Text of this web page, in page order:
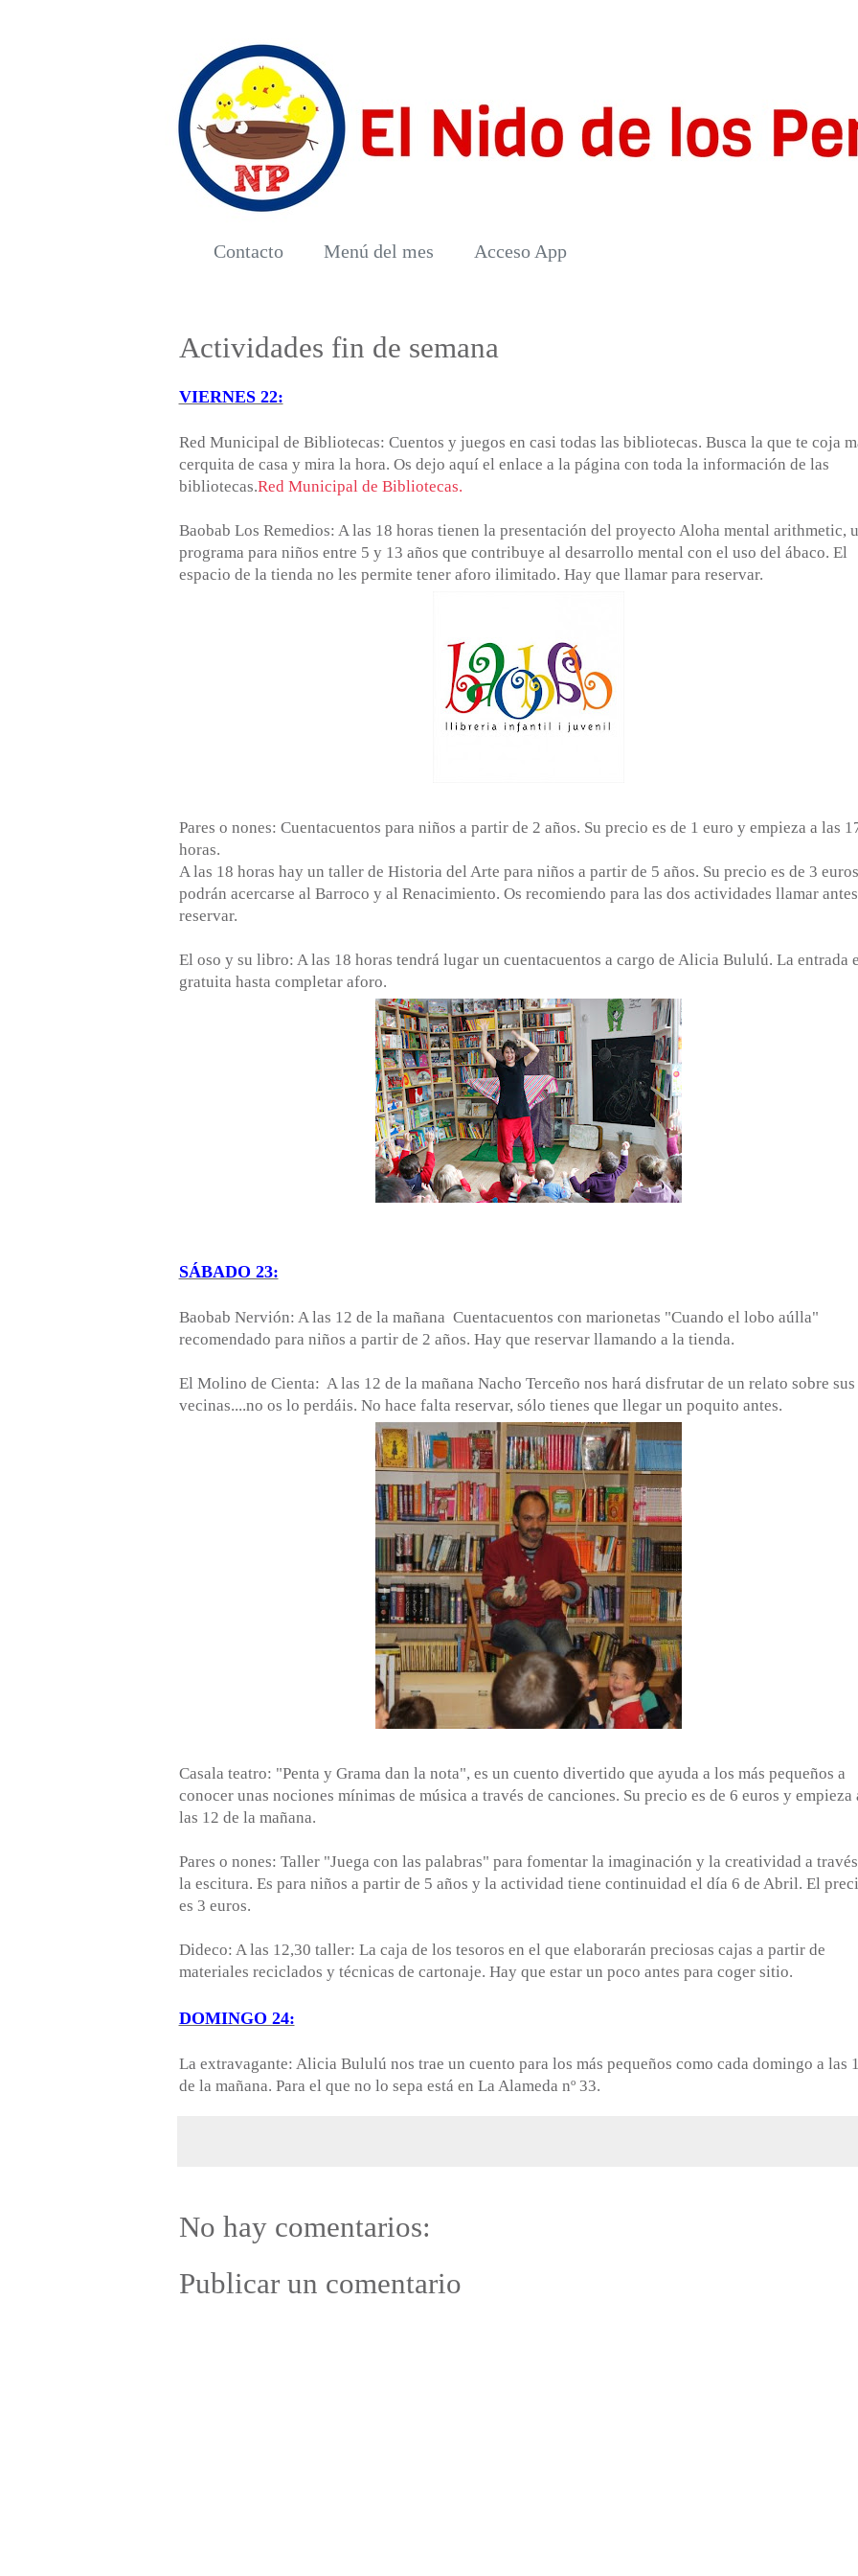
Contacto Menú del mes Acceso App
Actividades fin de semana
VIERNES 22:
Red Municipal de Bibliotecas: Cuentos y juegos en casi todas las bibliotecas. Busca la que te coja
cerquita de casa y mira la hora. Os dejo aquí el enlace a la página con toda la información de las
bibliotecas.Red Municipal de Bibliotecas.
Baobab Los Remedios: A las 18 horas tienen la presentación del proyecto Aloha mental arithmetic,
programa para niños entre 5 y 13 años que contribuye al desarrollo mental con el uso del ábaco. El
espacio de la tienda no les permite tener aforo ilimitado. Hay que llamar para reservar.
Pares o nones: Cuentacuentos para niños a partir de 2 años. Su precio es de 1 euro y empieza a las
horas.
A las 18 horas hay un taller de Historia del Arte para niños a partir de 5 años. Su precio es de 3
podrán acercarse al Barroco y al Renacimiento. Os recomiendo para las dos actividades llamar
reservar.
El oso y su libro: A las 18 horas tendrá lugar un cuentacuentos a cargo de Alicia Bululú. La entrada
gratuita hasta completar aforo.
SÁBADO 23:
Baobab Nervión: A las 12 de la mañana Cuentacuentos con marionetas "Cuando el lobo aúlla"
recomendado para niños a partir de 2 años. Hay que reservar llamando a la tienda.
El Molino de Cienta: A las 12 de la mañana Nacho Terceño nos hará disfrutar de un relato sobre sus
vecinas....no os lo perdáis. No hace falta reservar, sólo tienes que llegar un poquito antes.
Casala teatro: "Penta y Grama dan la nota", es un cuento divertido que ayuda a los más pequeños a
conocer unas nociones mínimas de música a través de canciones. Su precio es de 6 euros y empieza
las 12 de la mañana.
Pares o nones: Taller "Juega con las palabras" para fomentar la imaginación y la creatividad a
la escitura. Es para niños a partir de 5 años y la actividad tiene continuidad el día 6 de Abril. El
es 3 euros.
Dideco: A las 12,30 taller: La caja de los tesoros en el que elaborarán preciosas cajas a partir de
materiales reciclados y técnicas de cartonaje. Hay que estar un poco antes para coger sitio.
DOMINGO 24:
La extravagante: Alicia Bululú nos trae un cuento para los más pequeños como cada domingo a las
de la mañana. Para el que no lo sepa está en La Alameda nº 33.
No hay comentarios:
Publicar un comentario